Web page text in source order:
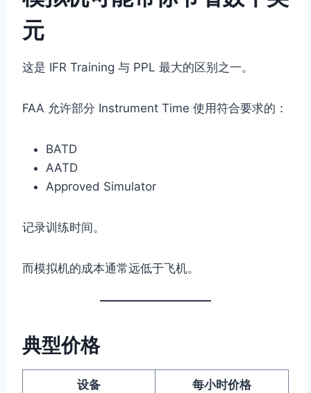
元
这是 IFR Training 与 PPL 最大的区别之一。
FAA 允许部分 Instrument Time 使用符合要求的：
BATD
AATD
Approved Simulator
记录训练时间。
而模拟机的成本通常远低于飞机。
典型价格
设备 每小时价格